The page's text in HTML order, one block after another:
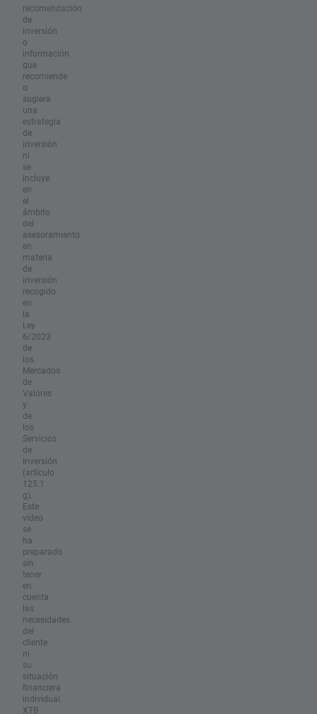
recomendación
de
inversión
o
información
que
recomiende
o
sugiera
una
estrategia
de
inversión
ni
se
incluye
en
el
ámbito
del
asesoramiento
en
materia
de
inversión
recogido
en
la
Ley
6/2023
de
los
Mercados
de
Valores
y
de
los
Servicios
de
Inversión
(artículo
125.1
g).
Este
vídeo
se
ha
preparado
sin
tener
en
cuenta
las
necesidades
del
cliente
ni
su
situación
financiera
individual.
XTB